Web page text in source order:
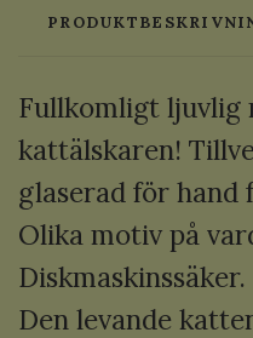
Fullkomligt ljuvlig
kattälskaren!
glaserad för hand
Olika motiv på
Den levande